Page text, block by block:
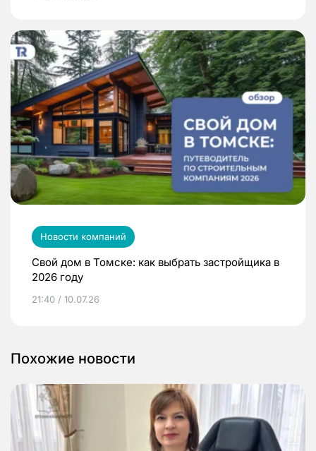
Новости компаний
Свой дом в Томске: как выбрать застройщика в
2026 году
21:40 / 10.07.26
Похожие новости